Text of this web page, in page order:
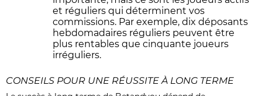
et réguliers qui déterminent vos
commissions. Par exemple, dix déposants
hebdomadaires réguliers peuvent être
plus rentables que cinquante joueurs
irréguliers.
CONSEILS POUR UNE RÉUSSITE À LONG TERME